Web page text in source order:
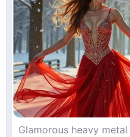
Glamorous heavy